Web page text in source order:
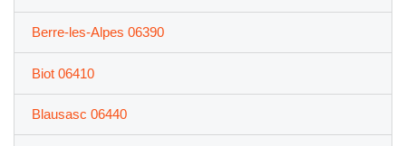
Berre-les-Alpes 06390
Biot 06410
Blausasc 06440